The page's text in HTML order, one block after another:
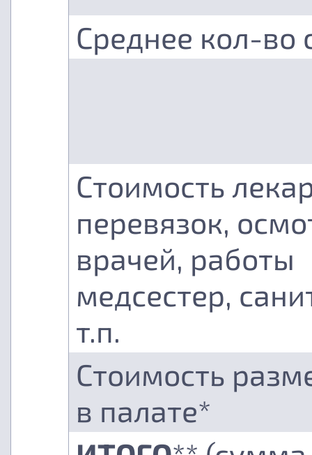
Среднее кол-во
Стоимость
перевязок,
врачей, работы
медсестер,
т.п.
Стоимость
в палате*